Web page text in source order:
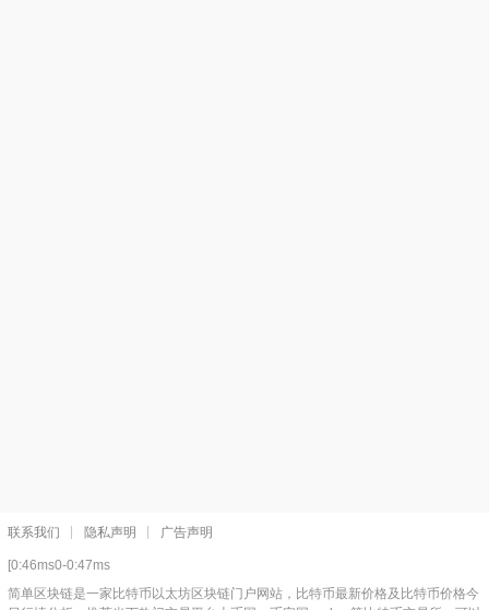
联系我们 隐私声明 广告声明
[0:46ms0-0:47ms
简单区块链是一家比特币以太坊区块链门户网站，比特币最新价格及比特币价格今